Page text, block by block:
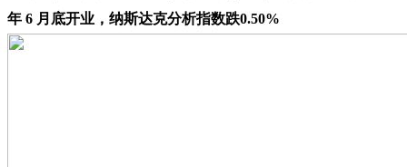
年 6 月底开业，纳斯达克分析指数跌0.50%